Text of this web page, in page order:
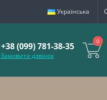
Українська
+38 (099) 781-38-35
Замовити дзвінок
0